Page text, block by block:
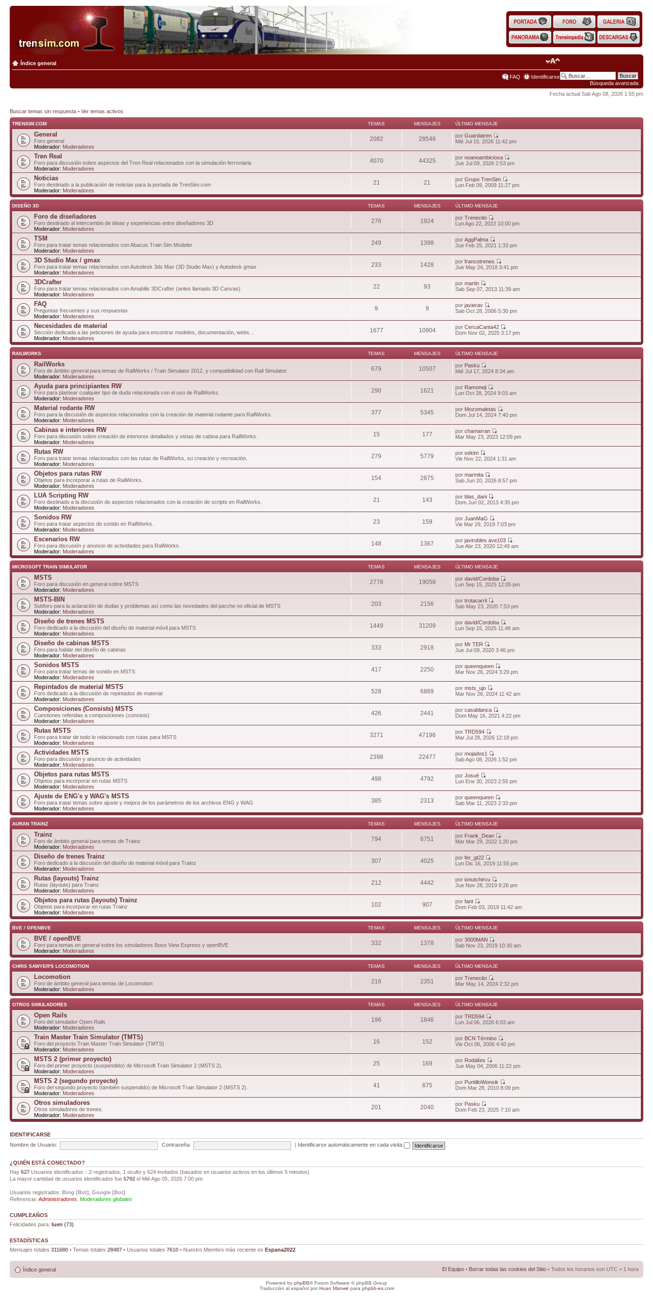
Búsqueda avanzada
Índice general
FAQ Identificarse
Fecha actual Sab Ago 08, 2026 1:55 pm
Buscar temas sin respuesta • Ver temas activos
TRENSIM.COM TEMAS MENSAJES ÚLTIMO MENSAJE
General
Foro general
Moderador: Moderadores
2082 28546 porGuardatren
Mié Jul 15, 2026 11:42 pm
Tren Real
Foro para discusión sobre aspectos del Tren Real relacionados con la simulación ferroviaria
Moderador: Moderadores
4070 44325 pornoanoambiciosa
Jue Jul 09, 2026 2:53 pm
Noticias
Foro destinado a la publicación de noticias para la portada de TrenSim.com
Moderador: Moderadores
21 21 porGrupo TrenSim
Lun Feb 09, 2009 11:27 pm
DISEÑO 3D TEMAS MENSAJES ÚLTIMO MENSAJE
Foro de diseñadores
Foro destinado al intercambio de ideas y experiencias entre diseñadores 3D
Moderador: Moderadores
276 1924 porTrenecito
Lun Ago 22, 2022 10:00 pm
TSM
Foro para tratar temas relacionados con Abacus Train Sim Modeler
Moderador: Moderadores
249 1398 porAggPalma
Jue Feb 25, 2021 1:33 pm
3D Studio Max / gmax
Foro para tratar temas relacionados con Autodesk 3ds Max (3D Studio Max) y Autodesk gmax
Moderador: Moderadores
233 1428 porfrancotrenes
Jue May 24, 2018 3:41 pm
3DCrafter
Foro para tratar temas relacionados con Amabilis 3DCrafter (antes llamado 3D Canvas)
Moderador: Moderadores
22 93 pormartin
Sab Sep 07, 2013 11:39 am
FAQ
Preguntas frecuentes y sus respuestas
Moderador: Moderadores
9 9 porjavierav
Sab Oct 28, 2006 5:30 pm
Necesidades de material
Sección dedicada a las peticiones de ayuda para encontrar modelos, documentación, webs...
Moderador: Moderadores
1677 10904 porCercaCanta42
Dom Nov 02, 2025 3:17 pm
RAILWORKS TEMAS MENSAJES ÚLTIMO MENSAJE
RailWorks
Foro de ámbito general para temas de RailWorks / Train Simulator 2012, y compatibilidad con Rail Simulator.
Moderador: Moderadores
679 10507 por Pasku
Mié Jul 17, 2024 8:34 am
Ayuda para principiantes RW
Foro para plantear cualquier tipo de duda relacionada con el uso de RailWorks.
Moderador: Moderadores
290 1621 por Ramoneji
Lun Oct 28, 2024 9:03 am
Material rodante RW
Foro para la discusión de aspectos relacionados con la creación de material rodante para RailWorks.
Moderador: Moderadores
377 5345 por Mozomaletas
Dom Jul 14, 2024 7:40 pm
Cabinas e interiores RW
Foro para discusión sobre creación de interiores detallados y vistas de cabina para RailWorks.
Moderador: Moderadores
15 177 porchamarran
Mar May 23, 2023 12:09 pm
Rutas RW
Foro para tratar temas relacionados con las rutas de RailWorks, su creación y recreación.
Moderador: Moderadores
279 5779 porsekim
Vie Nov 22, 2024 1:31 am
Objetos para rutas RW
Objetos para incorporar a rutas de RailWorks.
Moderador: Moderadores
154 2875 pormarmita
Sab Jun 20, 2026 8:57 pm
LUA Scripting RW
Foro destinado a la discusión de aspectos relacionados con la creación de scripts en RailWorks.
Moderador: Moderadores
21 143 porblas_dani
Dom Jun 02, 2013 4:35 pm
Sonidos RW
Foro para tratar aspectos de sonido en RailWorks.
Moderador: Moderadores
23 159 porJuanMaG
Vie Mar 29, 2019 7:03 pm
Escenarios RW
Foro para discusión y anuncio de actividades para RailWorks.
Moderador: Moderadores
148 1367 porjavirobles ave103
Jue Abr 23, 2020 12:49 am
MICROSOFT TRAIN SIMULATOR TEMAS MENSAJES ÚLTIMO MENSAJE
MSTS
Foro para discusión en general sobre MSTS
Moderador: Moderadores
2778 19058 pordavid/Cordoba
Lun Sep 15, 2025 12:05 pm
MSTS-BIN
Subforo para la aclaración de dudas y problemas así como las novedades del parche no oficial de MSTS
Moderador: Moderadores
203 2156 portrotacarril
Sab May 23, 2020 7:53 pm
Diseño de trenes MSTS
Foro dedicado a la discusión del diseño de material móvil para MSTS
Moderador: Moderadores
1449 31209 pordavid/Cordoba
Lun Sep 15, 2025 11:48 am
Diseño de cabinas MSTS
Foro para hablar del diseño de cabinas
Moderador: Moderadores
333 2918 por Mr TER
Jue Jul 09, 2020 3:46 pm
Sonidos MSTS
Foro para tratar temas de sonido en MSTS
Moderador: Moderadores
417 2250 porqueenqueen
Mar Nov 26, 2024 3:29 pm
Repintados de material MSTS
Foro dedicado a la discusión de repintados de material
Moderador: Moderadores
528 6869 pormsts_ujo
Mar Nov 26, 2024 11:42 am
Composiciones (Consists) MSTS
Cuestiones referidas a composiciones (consists)
Moderador: Moderadores
426 2441 porcasablanca
Dom May 16, 2021 4:22 pm
Rutas MSTS
Foro para tratar de todo lo relacionado con rutas para MSTS
Moderador: Moderadores
3271 47196 porTRD594
Mar Jul 28, 2026 12:18 pm
Actividades MSTS
Foro para discusión y anuncio de actividades
Moderador: Moderadores
2398 22477 pormojados1
Sab Ago 08, 2026 1:52 pm
Objetos para rutas MSTS
Objetos para incorporar en rutas MSTS
Moderador: Moderadores
498 4792 porJosué
Lun Ene 30, 2023 2:55 pm
Ajuste de ENG's y WAG's MSTS
Foro para tratar temas sobre ajuste y mejora de los parámetros de los archivos ENG y WAG
Moderador: Moderadores
385 2313 porqueenqueen
Sab Mar 11, 2023 2:33 pm
AURAN TRAINZ TEMAS MENSAJES ÚLTIMO MENSAJE
Trainz
Foro de ámbito general para temas de Trainz
Moderador: Moderadores
794 6751 por Frank_Dean
Mar Mar 29, 2022 1:20 pm
Diseño de trenes Trainz
Foro dedicado a la discusión del diseño de material móvil para Trainz
Moderador: Moderadores
307 4025 porfer_gt22
Lun Dic 16, 2019 11:55 pm
Rutas (layouts) Trainz
Rutas (layouts) para Trainz
Moderador: Moderadores
212 4442 porionutchircu
Jue Nov 28, 2019 9:26 pm
Objetos para rutas (layouts) Trainz
Objetos para incorporar en rutas Trainz
Moderador: Moderadores
102 907 porfant
Dom Feb 03, 2019 11:42 am
BVE / OPENBVE TEMAS MENSAJES ÚLTIMO MENSAJE
BVE / openBVE
Foro para temas en general sobre los simuladores Boso View Express y openBVE
Moderador: Moderadores
332 1378 por3000MAN
Sab Nov 23, 2019 10:30 am
CHRIS SAWYER'S LOCOMOTION TEMAS MENSAJES ÚLTIMO MENSAJE
Locomotion
Foro de ámbito general para temas de Locomotion
Moderador: Moderadores
216 2351 porTrenecito
Mar May 14, 2024 2:32 pm
OTROS SIMULADORES TEMAS MENSAJES ÚLTIMO MENSAJE
Open Rails
Foro del simulador Open Rails
Moderador: Moderadores
196 1846 porTRD594
Lun Jul 06, 2026 6:03 am
Train Master Train Simulator (TMTS)
Foro del proyecto Train Master Train Simulator (TMTS)
Moderador: Moderadores
16 152 por BCN Término
Vie Oct 06, 2006 4:40 pm
MSTS 2 (primer proyecto)
Foro del primer proyecto (suspendido) de Microsoft Train Simulator 2 (MSTS 2).
Moderador: Moderadores
25 169 por Rodalíes
Jue May 04, 2006 11:22 pm
MSTS 2 (segundo proyecto)
Foro del segundo proyecto (también suspendido) de Microsoft Train Simulator 2 (MSTS 2).
Moderador: Moderadores
41 675 por PuntilloWonsik
Dom Mar 28, 2010 8:09 pm
Otros simuladores
Otros simuladores de trenes.
Moderador: Moderadores
201 2040 por Pasku
Dom Feb 23, 2025 7:10 am
IDENTIFICARSE
Nombre de Usuario:
Contraseña: Identificarse automáticamente en cada visita
¿QUIÉN ESTÁ CONECTADO?
Hay 627 Usuarios identificados :: 2 registrados, 1 oculto y 624 invitados (basados en usuarios activos en los últimos 5 minutos)
La mayor cantidad de usuarios identificados fue 5792 el Mié Ago 05, 2026 7:00 pm
Usuarios registrados: Bing [Bot] Google [Bot]
Referencia: Administradores Moderadores globales
CUMPLEAÑOS
Felicidades para: luen (73)
ESTADÍSTICAS
Mensajes totales 311680 • Temas totales 28487 • Usuarios totales 7610 • Nuestro Miembro más reciente es Espana2022
Índice general El Equipo • Borrar todas las cookies del Sitio • Todos los horarios son UTC + 1 hora
Powered by phpBB® Forum Software © phpBB Group
Traducción al español porHuan Manwë para phpbb-es.com